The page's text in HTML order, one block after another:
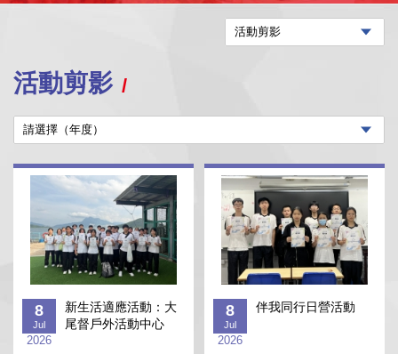
活動剪影
8
Jul
2026
新生活適應活動：大
尾督戶外活動中心
8
Jul
2026
伴我同行日營活動